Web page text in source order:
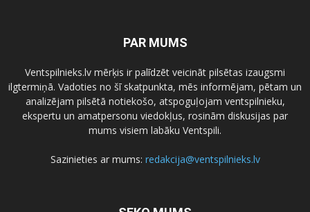
PAR MUMS
Ventspilnieks.lv mērķis ir palīdzēt veicināt pilsētas izaugsmi
ilgtermiņā. Vadoties no šī skatpunkta, mēs informējam, pētam un
analizējam pilsētā notiekošo, atspoguļojam ventspilnieku,
ekspertu un amatpersonu viedokļus, rosinām diskusijas par
mums visiem labāku Ventspili.
Sazinieties ar mums: redakcija@ventspilnieks.lv